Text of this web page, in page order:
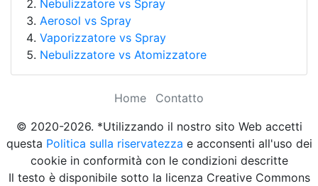
Nebulizzatore vs Spray
Aerosol vs Spray
Vaporizzatore vs Spray
Nebulizzatore vs Atomizzatore
Home
Contatto
© 2020-2026. *Utilizzando il nostro sito Web accetti
questa Politica sulla riservatezza e acconsenti all'uso dei
cookie in conformità con le condizioni descritte
Il testo è disponibile sotto la licenza Creative Commons